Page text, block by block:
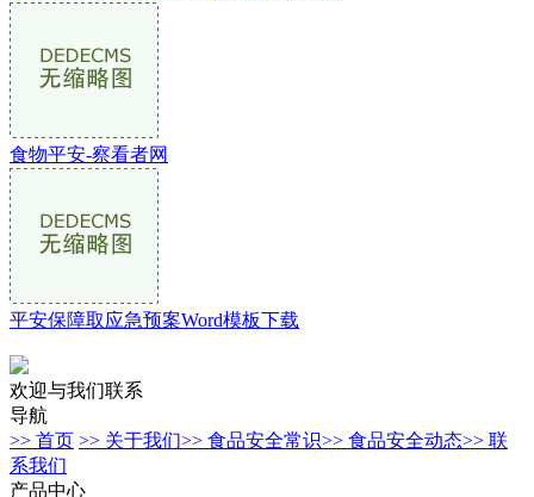
食物平安-察看者网
平安保障取应急预案Word模板下载
欢迎与我们联系
导航
>> 首页 >> 关于我们>> 食品安全常识>> 食品安全动态>> 联
系我们
产品中心